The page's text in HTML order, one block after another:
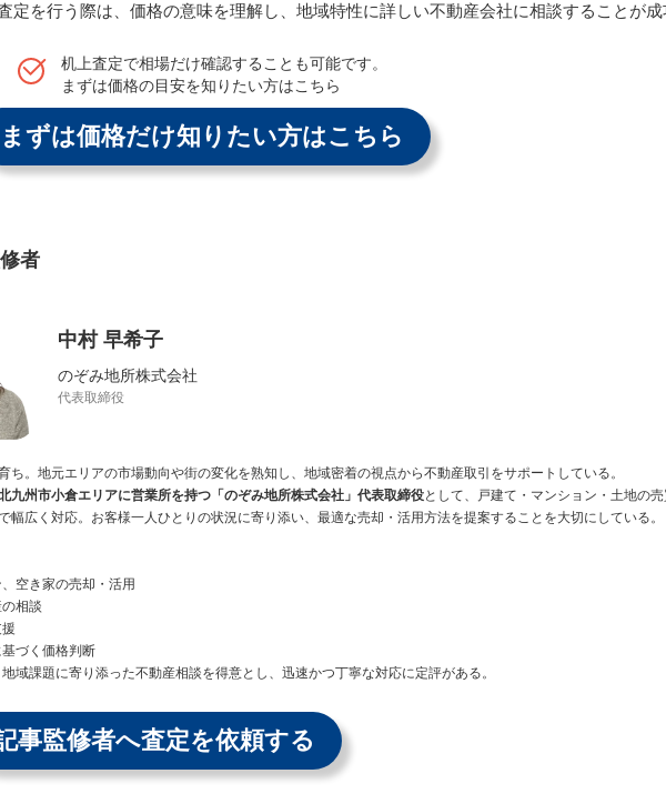
定を行う際は、価格の意味を理解し、地域特性に詳しい不動産会社に相談することが成
机上査定で相場だけ確認することも可能です。
まずは価格の目安を知りたい方はこちら
まずは価格だけ知りたい方はこちら
者
中村 早希子
のぞみ地所株式会社
代表取締役
ち。地元エリアの市場動向や街の変化を熟知し、地域密着の視点から不動産取引をサポートしている。
九州市小倉エリアに営業所を持つ「のぞみ地所株式会社」代表取締役として、戸建て・マンション・土地の
幅広く対応。お客様一人ひとりの状況に寄り添い、最適な売却・活用方法を提案することを大切にしている。
空き家の売却・活用
相談
づく価格判断
域課題に寄り添った不動産相談を得意とし、迅速かつ丁寧な対応に定評がある。
事監修者へ査定を依頼する